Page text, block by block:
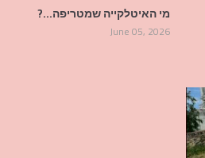
מי האיטלקייה שמטריפה…?
June 05, 2026